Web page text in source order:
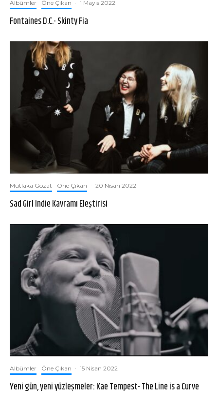
Albümler Öne Çıkan · 1 Mayıs 2022
Fontaines D.C.- Skinty Fia
Mutlaka Gözat Öne Çıkan · 20 Nisan 2022
Sad Girl Indie Kavramı Eleştirisi
Albümler Öne Çıkan · 15 Nisan 2022
Yeni gün, yeni yüzleşmeler: Kae Tempest- The Line is a Curve